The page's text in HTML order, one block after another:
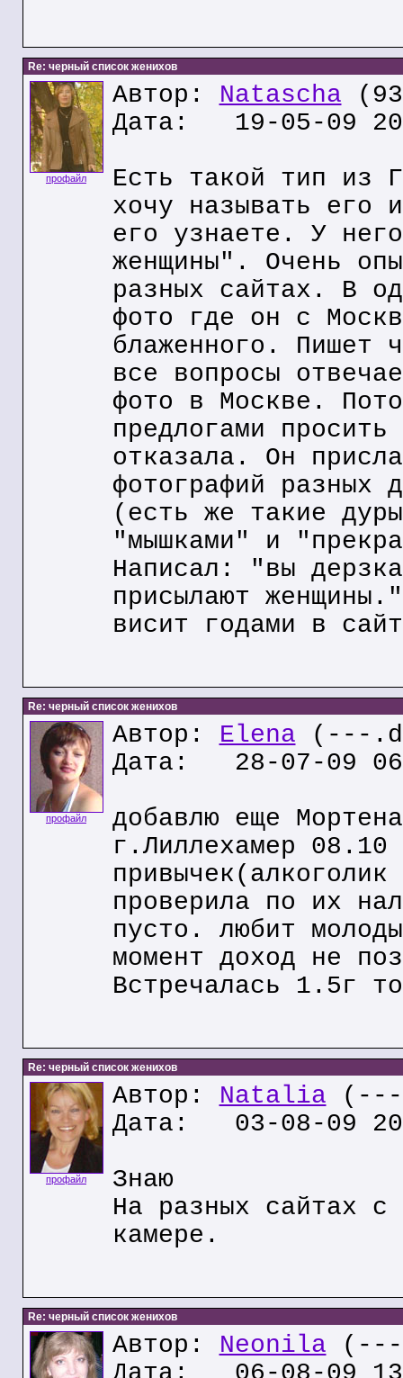
Re: черный список женихов
профайл
Автор: Natascha
Дата: 19-05-09
Есть такой тип из
хочу называть его
его узнаете. У
женщины". Очень
разных сайтах. В
фото где он с
блаженного. Пишет
все вопросы
фото в Москве.
предлогами
отказала. Он
фотографий разных
(есть же такие
"мышками" и
Написал: "вы
присылают
висит годами в
Re: черный список женихов
профайл
Автор: Elena (---
Дата: 28-07-09
добавлю еще
г.Лиллехамер
проверила по их
пусто. любит
момент доход не
Встречалась 1.5г
Re: черный список женихов
профайл
Автор: Natalia (---
Дата: 03-08-09
Знаю
На разных сайтах
камере.
Re: черный список женихов
Автор: Neonila (---